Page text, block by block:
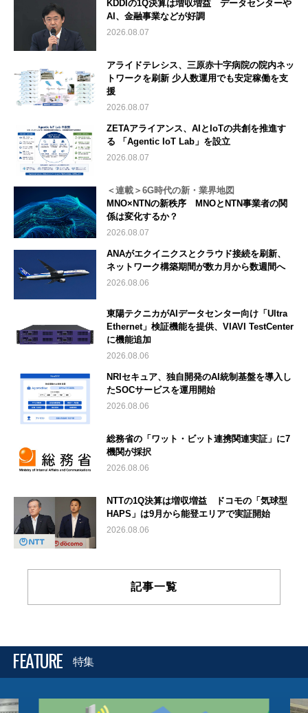
KDDIの1Q決算は増収増益 データセンターや
AI、金融事業などが好調
2026.08.07
アライドテレシス、三原赤十字病院の院内ネッ
トワークを刷新 少人数運用でも安定稼働を支
援
2026.08.07
ZETAアライアンス、AIとIoTの共創を推進す
る 「Agentic IoT Lab」を設立
2026.08.07
＜連載＞6G時代の新・業界地図
MNO×NTNの新秩序 MNOとNTN事業者の関
係は変化するか？
2026.08.07
ANAがエクイニクスとクラウド接続を刷新、
ネットワーク構築期間が数カ月から数週間へ
2026.08.06
東陽テクニカがAIデータセンター向け「Ultra
Ethernet」検証機能を提供、VIAVI TestCenter
に機能追加
2026.08.06
NRIセキュア、独自開発のAI統制基盤を導入し
たSOCサービスを運用開始
2026.08.06
総務省の「ワット・ビット連携関連実証」に7
機関が採択
2026.08.06
NTTの1Q決算は増収増益 ドコモの「気球型
HAPS」は9月から能登エリアで実証開始
2026.08.06
記事一覧
FEATURE 特集